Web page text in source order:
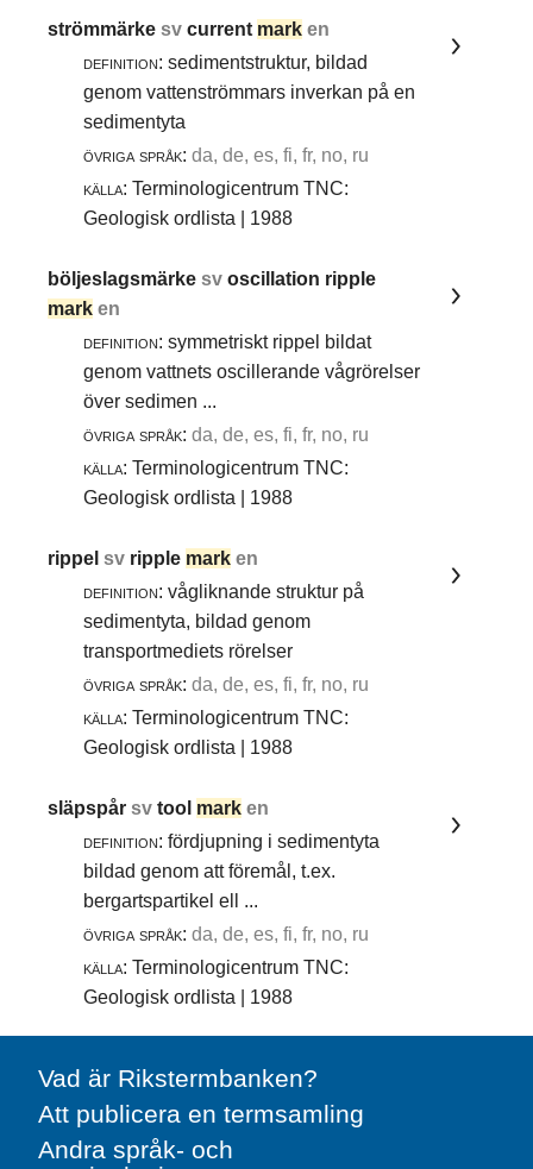
strömmärkesvcurrent mark en
definition: sedimentstruktur, bildad
genom vattenströmmars inverkan på en
sedimentyta
övriga språk: da, de, es, fi, fr, no, ru
källa: Terminologicentrum TNC:
Geologisk ordlista | 1988
böljeslagsmärkesvoscillation ripple
mark en
definition: symmetriskt rippel bildat
genom vattnets oscillerande vågrörelser
över sedimen ...
övriga språk: da, de, es, fi, fr, no, ru
källa: Terminologicentrum TNC:
Geologisk ordlista | 1988
rippelsv ripple mark en
definition: vågliknande struktur på
sedimentyta, bildad genom
transportmediets rörelser
övriga språk: da, de, es, fi, fr, no, ru
källa: Terminologicentrum TNC:
Geologisk ordlista | 1988
släpspårsvtool mark en
definition: fördjupning i sedimentyta
bildad genom att föremål, t.ex.
bergartspartikel ell ...
övriga språk: da, de, es, fi, fr, no, ru
källa: Terminologicentrum TNC:
Geologisk ordlista | 1988
Vad är Rikstermbanken?
Att publicera en termsamling
Andra språk- och